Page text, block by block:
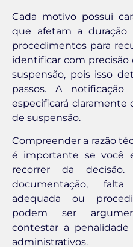
Cada motivo possui
que afetam a
procedimentos para
identificar com precisão
suspensão, pois isso
passos. A notificação
especificará
de suspensão.
Compreender a razão
é importante se você
recorrer da
documentação,
adequada ou
podem ser
contestar a
administrativos.